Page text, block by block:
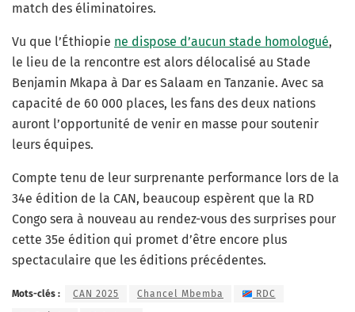
match des éliminatoires.
Vu que l’Éthiopie ne dispose d’aucun stade homologué,
le lieu de la rencontre est alors délocalisé au Stade
Benjamin Mkapa à Dar es Salaam en Tanzanie. Avec sa
capacité de 60 000 places, les fans des deux nations
auront l’opportunité de venir en masse pour soutenir
leurs équipes.
Compte tenu de leur surprenante performance lors de la
34e édition de la CAN, beaucoup espèrent que la RD
Congo sera à nouveau au rendez-vous des surprises pour
cette 35e édition qui promet d’être encore plus
spectaculaire que les éditions précédentes.
Mots-clés : CAN 2025 Chancel Mbemba RDC